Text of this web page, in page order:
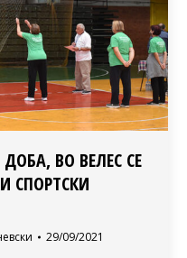
ВО ВЕЛЕС СЕ
СПОРТСКИ
29/09/2021